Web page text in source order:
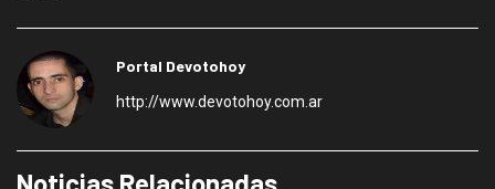
Portal Devotohoy
http://www.devotohoy.com.ar